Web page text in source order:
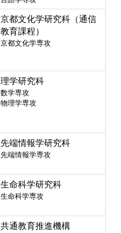
京都文化学研究科（通信
教育課程）
京都文化学専攻
理学研究科
数学専攻
物理学専攻
先端情報学研究科
先端情報学専攻
生命科学研究科
生命科学専攻
共通教育推進機構